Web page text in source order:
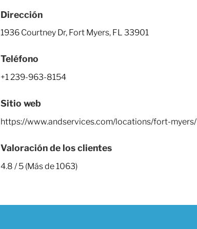
Dirección
1936 Courtney Dr, Fort Myers, FL 33901
Teléfono
+1 239-963-8154
Sitio web
https://www.andservices.com/locations/fort-myers/
Valoración de los clientes
4.8 / 5 (Más de 1063)